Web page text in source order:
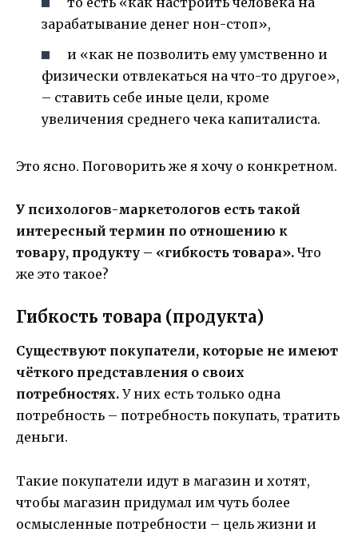
зарабатывание денег нон-стоп»,
и «как не позволить ему умственно и
физически отвлекаться на что-то другое»,
– ставить себе иные цели, кроме
увеличения среднего чека капиталиста.
Это ясно. Поговорить же я хочу о конкретном.
У психологов-маркетологов есть такой
интересный термин по отношению к
товару, продукту – «гибкость товара». Что
же это такое?
Гибкость товара (продукта)
Существуют покупатели, которые не имеют
чёткого представления о своих
потребностях. У них есть только одна
потребность – потребность покупать, тратить
деньги.
Такие покупатели идут в магазин и хотят,
чтобы магазин придумал им чуть более
осмысленные потребности – цель жизни и